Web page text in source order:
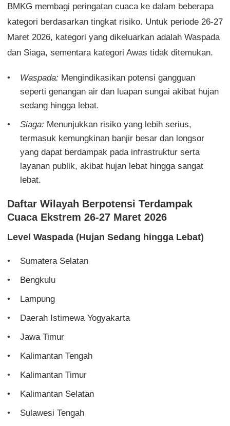
BMKG membagi peringatan cuaca ke dalam beberapa
kategori berdasarkan tingkat risiko. Untuk periode 26-27
Maret 2026, kategori yang dikeluarkan adalah Waspada
dan Siaga, sementara kategori Awas tidak ditemukan.
Waspada: Mengindikasikan potensi gangguan
seperti genangan air dan luapan sungai akibat hujan
sedang hingga lebat.
Siaga: Menunjukkan risiko yang lebih serius,
termasuk kemungkinan banjir besar dan longsor
yang dapat berdampak pada infrastruktur serta
layanan publik, akibat hujan lebat hingga sangat
lebat.
Daftar Wilayah Berpotensi Terdampak
Cuaca Ekstrem 26-27 Maret 2026
Level Waspada (Hujan Sedang hingga Lebat)
Sumatera Selatan
Bengkulu
Lampung
Daerah Istimewa Yogyakarta
Jawa Timur
Kalimantan Tengah
Kalimantan Timur
Kalimantan Selatan
Sulawesi Tengah